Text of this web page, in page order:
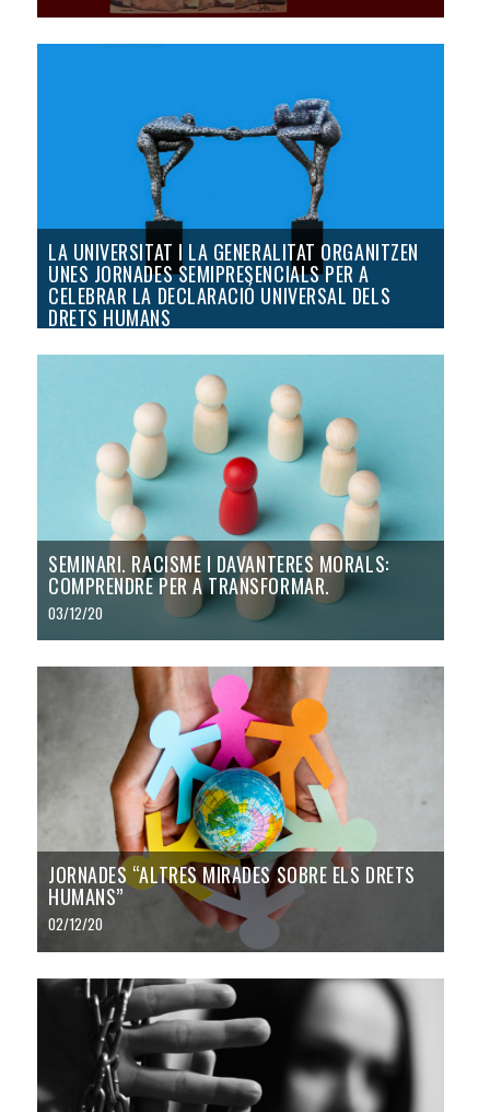
LA UNIVERSITAT I LA GENERALITAT ORGANITZEN
UNES JORNADES SEMIPRESENCIALS PER A
CELEBRAR LA DECLARACIÓ UNIVERSAL DELS
DRETS HUMANS
SEMINARI. RACISME I DAVANTERES MORALS:
COMPRENDRE PER A TRANSFORMAR.
03/12/20
JORNADES “ALTRES MIRADES SOBRE ELS DRETS
HUMANS”
02/12/20